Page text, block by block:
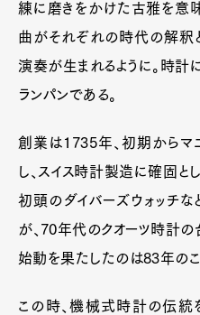
練に磨きをかけた古雅を意
曲がそれぞれの時代の解釈
演奏が生まれるように。時計
ランパンである。
創業は1735年、初期からマ
し、スイス時計製造に確固
初頭のダイバーズウォッチ
が、70年代のクオーツ時計
始動を果たしたのは83年のこ
この時、機械式時計の伝統